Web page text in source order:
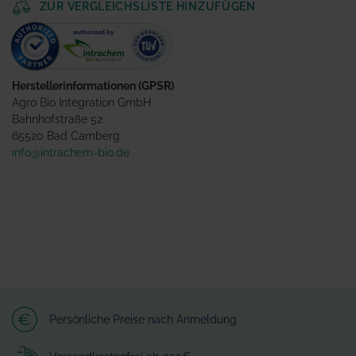
ZUR VERGLEICHSLISTE HINZUFÜGEN
Herstellerinformationen (GPSR)
Agro Bio Integration GmbH
Bahnhofstraße 52
65520 Bad Camberg
info@intrachem-bio.de
Persönliche Preise nach Anmeldung